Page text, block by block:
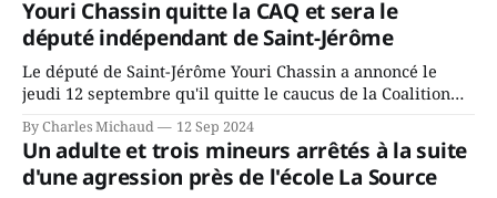
ans? Joindrait-il un autre parti, par exemple les
conservateurs d’Éric Duhaime? Que lui
Youri Chassin quitte la CAQ et sera le
député indépendant de Saint-Jérôme
Le député de Saint-Jérôme Youri Chassin a annoncé le
jeudi 12 septembre qu'il quitte le caucus de la Coalition
Avenir Québec de François Legault parce qu'il est déçu du
gouvernement de la CAQ, surtout de son incapacité, qu'il
juge chronique, à offrir des
By Charles Michaud 12 Sep 2024
Un adulte et trois mineurs arrêtés à la suite
d'une agression près de l'école La Source